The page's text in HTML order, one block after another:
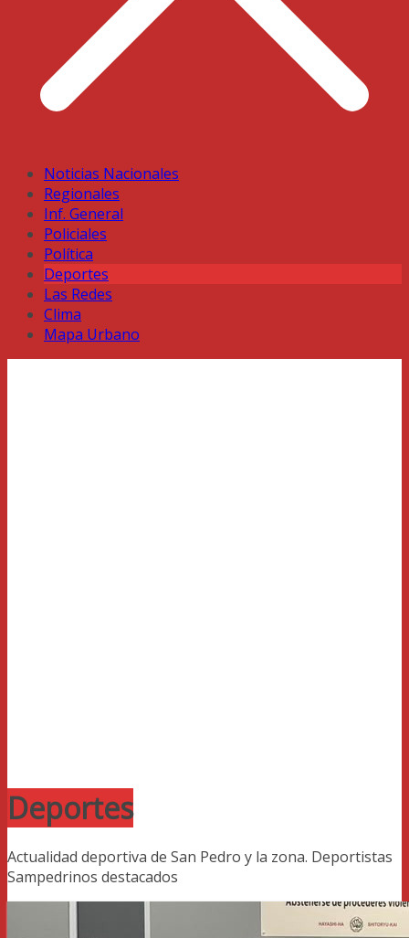
Noticias Nacionales
Regionales
Inf. General
Policiales
Política
Deportes
Las Redes
Clima
Mapa Urbano
Deportes
Actualidad deportiva de San Pedro y la zona. Deportistas
Sampedrinos destacados